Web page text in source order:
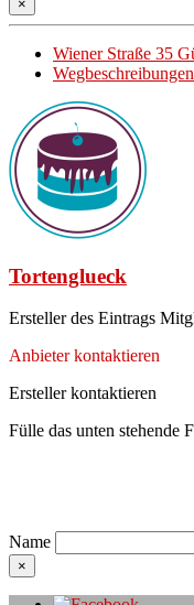
×
Wiener Straße 35
Tortenglueck
Ersteller des Eintrags
Anbieter kontaktieren
Ersteller kontaktieren
Fülle das unten stehende
Name
×